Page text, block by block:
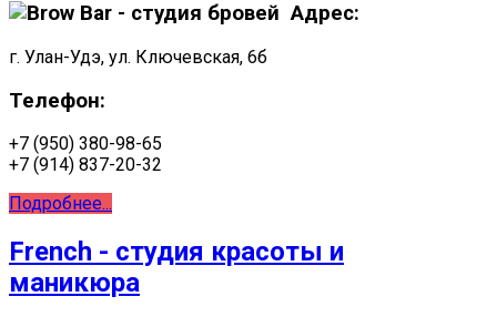
Адрес:
г. Улан-Удэ, ул. Ключевская, 6б
Телефон:
+7 (950) 380-98-65
+7 (914) 837-20-32
Подробнее...
French - студия красоты и
маникюра